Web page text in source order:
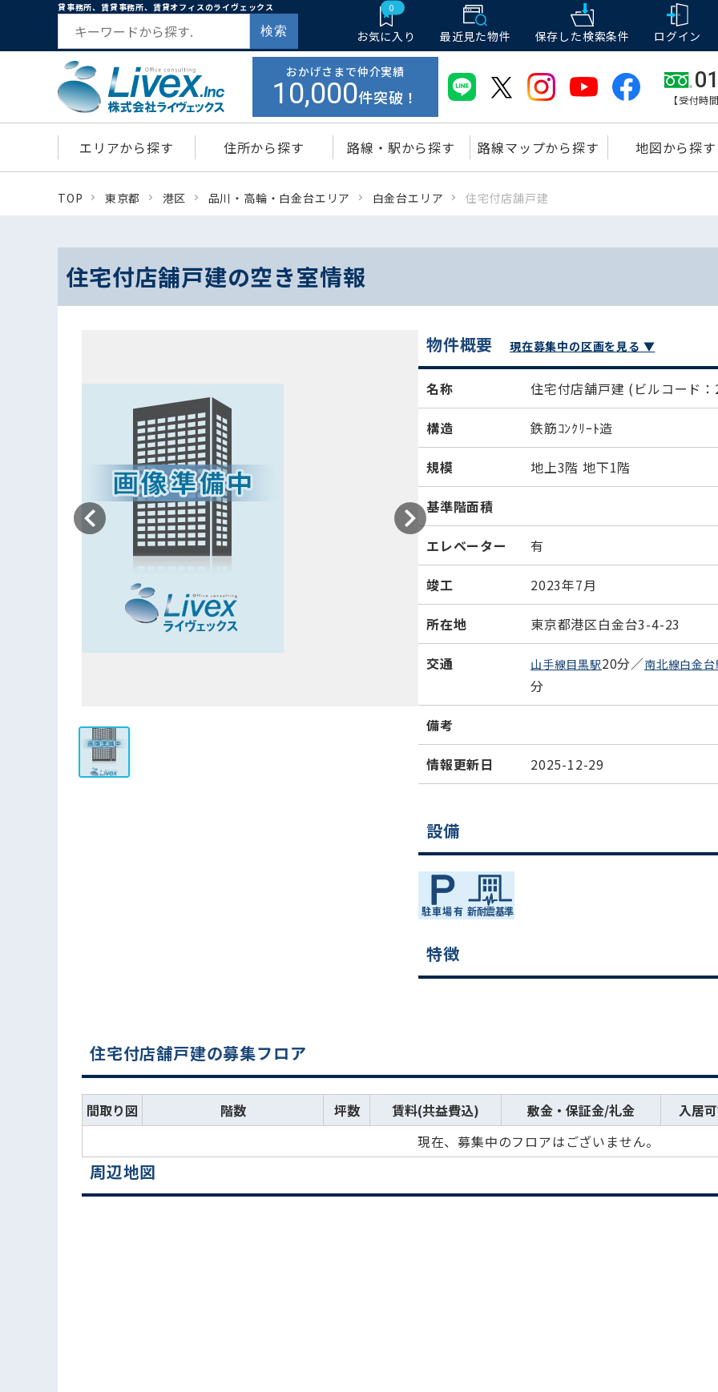
貸事務所、賃貸事務所、賃貸オフィスのライヴェックス
検索
0
お気に入り 最近見た物件 保存した検索条件 ログイン
おかげさまで仲介実績
10,000件突破！ 【受付時
エリアから探す 住所から探す 路線・駅から探す 路線マップから探す 地図から探す
TOP 東京都 港区 品川・高輪・白金台エリア 白金台エリア 住宅付店舗戸建
住宅付店舗戸建の空き室情報
物件概要 現在募集中の区画を見る ▼
名称 住宅付店舗戸建 (ビルコード
構造 鉄筋ｺﾝｸﾘｰﾄ造
規模 地上3階 地下1階
基準階面積
エレベーター 有
竣工 2023年7月
所在地 東京都港区白金台3-4-23
交通 山手線目黒駅20分／南北線白金台
分
備考
情報更新日 2025-12-29
設備
特徴
住宅付店舗戸建の募集フロア
間取り図 階数 坪数 賃料(共益費込) 敷金・保証金/礼金 入居
現在、募集中のフロアはございません。
周辺地図